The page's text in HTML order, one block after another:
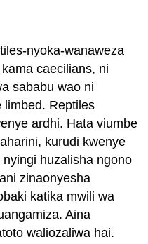
nyoka-wanaweza
caecilians, ni
sababu wao ni
limbed. Reptiles
ardhi. Hata viumbe
kurudi kwenye
huzalisha ngono
zinaonyesha
katika mwili wa
Aina
waliozaliwa hai.